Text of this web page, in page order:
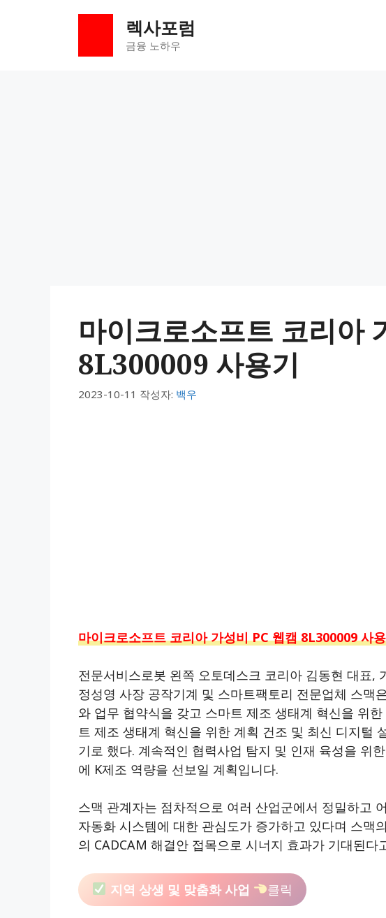
렉사포럼
금융 노하우
마이크로소프트 코리아
8L300009 사용기
2023-10-11 작성자: 백우
마이크로소프트 코리아 가성비 PC 웹캠 8L300009 사
전문서비스로봇 왼쪽 오토데스크 코리아 김동현 대표,
정성영 사장 공작기계 및 스마트팩토리 전문업체 스맥
와 업무 협약식을 갖고 스마트 제조 생태계 혁신을 위
트 제조 생태계 혁신을 위한 계획 건조 및 최신 디지털
기로 했다. 계속적인 협력사업 탐지 및 인재 육성을 위
에 K제조 역량을 선보일 계획입니다.
스맥 관계자는 점차적으로 여러 산업군에서 정밀하고
자동화 시스템에 대한 관심도가 증가하고 있다며 스맥
의 CADCAM 해결안 접목으로 시너지 효과가 기대된다
지역 상생 및 맞춤화 사업 클릭